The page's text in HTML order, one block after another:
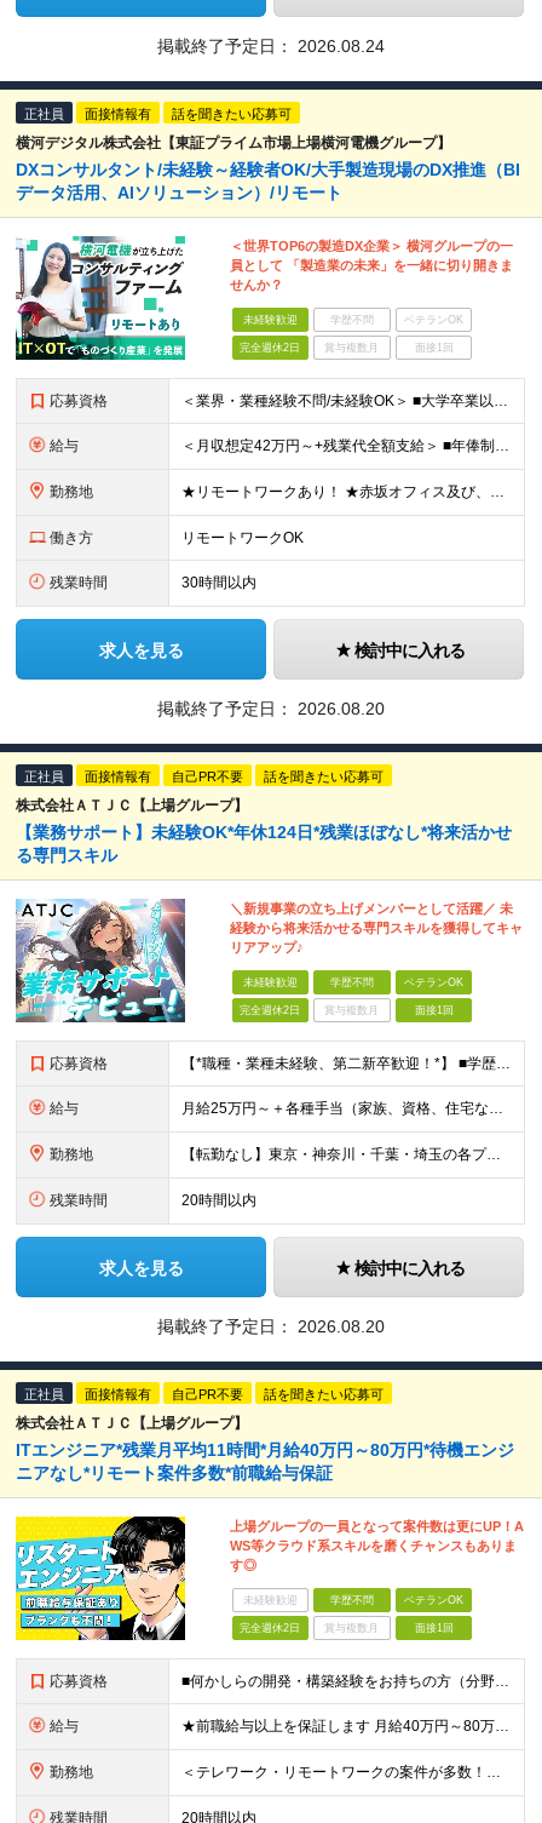
掲載終了予定日： 2026.08.24
正社員 面接情報有 話を聞きたい応募可
横河デジタル株式会社【東証プライム市場上場横河電機グループ】
DXコンサルタント/未経験～経験者OK/大手製造現場のDX推進（BI
データ活用、AIソリューション）/リモート
＜世界TOP6の製造DX企業＞ 横河グループの一
員として 「製造業の未来」を一緒に切り開きま
せんか？
未経験歓迎 学歴不問 ベテランOK
完全週休2日 賞与複数月 面接1回
応募資格 ＜業界・業種経験不問/未経験OK＞ ■大学卒業以上 ＜経験者枠での採用も行っています！＞ ■学歴不問 ■コンサルタントとしての経験をお持ちの方 →IT業界や製造業での経験があれば歓迎します ＜求め
給与 ＜月収想定42万円～+残業代全額支給＞ ■年俸制(12分割)： 504万円～900万円 ※経験・スキルを考慮し決定します ※残業代は別途支給します ※試用期間6カ月あり（給与・待遇・雇用形態に差異はあ
勤務地 ★リモートワークあり！ ★赤坂オフィス及び、東京都内の各プロジェクト先にて勤務していただきます ■赤坂オフィス 東京都港区元赤坂1丁目3-13 赤坂センタービルディング15階 ※転居を伴う転勤なし
働き方 リモートワークOK
残業時間 30時間以内
求人を見る 検討中に入れる
掲載終了予定日： 2026.08.20
正社員 面接情報有 自己PR不要 話を聞きたい応募可
株式会社ＡＴＪＣ【上場グループ】
【業務サポート】未経験OK*年休124日*残業ほぼなし*将来活かせ
る専門スキル
＼新規事業の立ち上げメンバーとして活躍／ 未
経験から将来活かせる専門スキルを獲得してキャ
リアアップ♪
未経験歓迎 学歴不問 ベテランOK
完全週休2日 賞与複数月 面接1回
応募資格 【*職種・業種未経験、第二新卒歓迎！*】 ■学歴不問 ☆意欲重視の採用です！社会人デビューの方も、PCスキルゼロの方も興味さえあれば大歓迎です！ ☆資格・経験・ブランク・転職回数などはすべて不問！
給与 月給25万円～＋各種手当（家族、資格、住宅など） ★ご経験をお持ちの方は前職給与保証！ ※試用期間は6ヶ月 ※上記には固定残業代（33,784円～／20時間分）を含みます。超過分は追加支給致します。
勤務地 【転勤なし】東京・神奈川・千葉・埼玉の各プロジェクト先での勤務【直行直帰OK】 ※工事現場もしくは事業所に直行直帰となります。 【東京オフィス】★市ヶ谷駅から徒歩1分 東京都千代田区九段北4-1-9
残業時間 20時間以内
求人を見る 検討中に入れる
掲載終了予定日： 2026.08.20
正社員 面接情報有 自己PR不要 話を聞きたい応募可
株式会社ＡＴＪＣ【上場グループ】
ITエンジニア*残業月平均11時間*月給40万円～80万円*待機エンジ
ニアなし*リモート案件多数*前職給与保証
上場グループの一員となって案件数は更にUP！A
WS等クラウド系スキルを磨くチャンスもありま
す◎
未経験歓迎 学歴不問 ベテランOK
完全週休2日 賞与複数月 面接1回
応募資格 ■何かしらの開発・構築経験をお持ちの方（分野・言語は問いません） ※経験半年以上あればOK。微経験者も歓迎します！ ■学歴不問 ■40代～50代のエンジニアも活躍中 ☆「頑張りたい」という意欲がおあ
給与 ★前職給与以上を保証します 月給40万円～80万円＋各種手当(家族・住宅購入・資格・特別) ※経験・能力などを考慮の上、優遇いたします ※上記金額には30時間分のみなし残業代(5万4054円～10万
勤務地 ＜テレワーク・リモートワークの案件が多数！＞ 東京都・神奈川県・千葉県・埼玉県など、 首都圏近郊のプロジェクト先へ配属します。 【東京オフィス】★市ヶ谷駅から徒歩1分 東京都千代田区九段北4-1-9
残業時間 20時間以内